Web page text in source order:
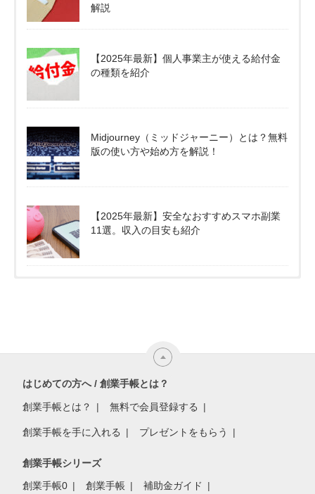
解説
【2025年最新】個人事業主が使える給付金
の種類を紹介
Midjourney（ミッドジャーニー）とは？無料
版の使い方や始め方を解説！
【2025年最新】安全なおすすめスマホ副業
11選。収入の目安も紹介
はじめての方へ / 創業手帳とは？
創業手帳とは？ 無料で会員登録する
創業手帳を手に入れる プレゼントをもらう
創業手帳シリーズ
創業手帳0 創業手帳 補助金ガイド